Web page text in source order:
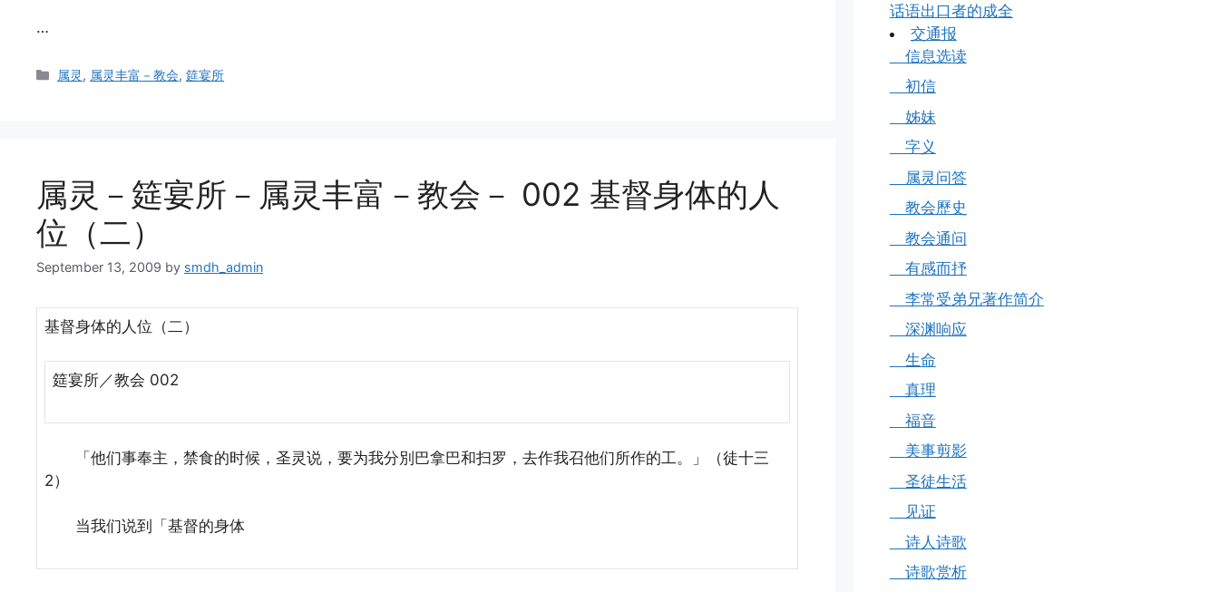
…
Categories
属灵, 属灵丰富－教会,筵宴所
属灵－筵宴所－属灵丰富－教会－ 002 基督身体的人
位（二）
September 13, 2009 by smdh_admin
基督身体的人位（二）
筵宴所／教会 002
「他们事奉主，禁食的时候，圣灵说，要为我分別巴拿巴和扫罗，去作我召他们所作的工。」（徒十三
2）
当我们说到「基督的身体
话语出口者的成全
交通报
信息选读
初信
姊妹
字义
属灵问答
教会歷史
教会通问
有感而抒
李常受弟兄著作简介
深渊响应
生命
真理
福音
美事剪影
圣徒生活
见证
诗人诗歌
诗歌赏析